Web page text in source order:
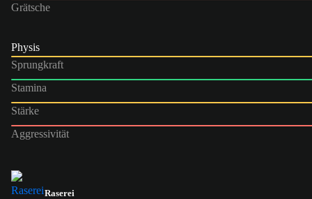
Grätsche
Physis
Sprungkraft
Stamina
Stärke
Aggressivität
Raserei